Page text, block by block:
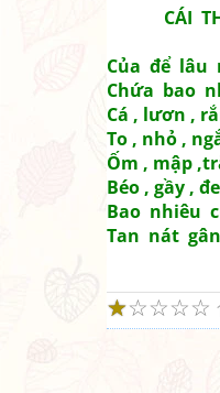
CÁI
Của để lâu
Chứa bao
Cá , lươn ,
To , nhỏ ,
Ốm , mập
Béo , gầy ,
Bao nhiêu
Tan nát
☆
☆
☆
☆
☆